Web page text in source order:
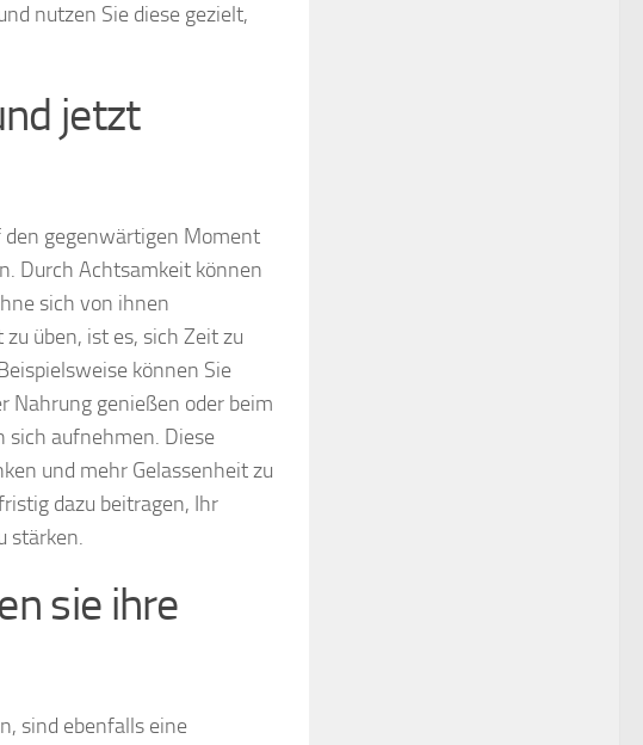
nutzen Sie diese gezielt,
jetzt
den gegenwärtigen Moment
Durch Achtsamkeit können
sich von ihnen
üben, ist es, sich Zeit zu
können Sie
Nahrung genießen oder beim
sich aufnehmen. Diese
und mehr Gelassenheit zu
dazu beitragen, Ihr
stärken.
sie ihre
sind ebenfalls eine